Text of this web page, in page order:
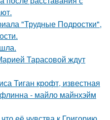
"Трудные Подростки",
Тарасовой ждут
Тиган крофт, известная
- майло майнхэйм